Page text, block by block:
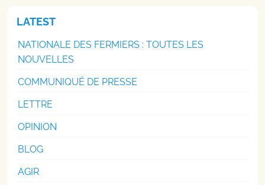
LATEST
NATIONALE DES FERMIERS : TOUTES LES
NOUVELLES
COMMUNIQUÉ DE PRESSE
LETTRE
OPINION
BLOG
AGIR